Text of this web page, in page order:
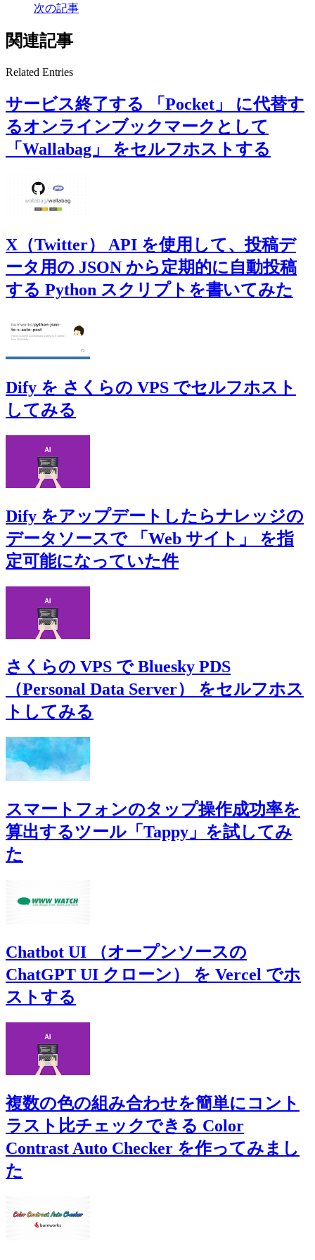
次の記事
関連記事
Related Entries
サービス終了する 「Pocket」 に代替す
るオンラインブックマークとして
「Wallabag」 をセルフホストする
X（Twitter） API を使用して、投稿デ
ータ用の JSON から定期的に自動投稿
する Python スクリプトを書いてみた
Dify を さくらの VPS でセルフホスト
してみる
Dify をアップデートしたらナレッジの
データソースで 「Web サイト」 を指
定可能になっていた件
さくらの VPS で Bluesky PDS
（Personal Data Server） をセルフホス
トしてみる
スマートフォンのタップ操作成功率を
算出するツール「Tappy」を試してみ
た
Chatbot UI （オープンソースの
ChatGPT UI クローン） を Vercel でホ
ストする
複数の色の組み合わせを簡単にコント
ラスト比チェックできる Color
Contrast Auto Checker を作ってみまし
た